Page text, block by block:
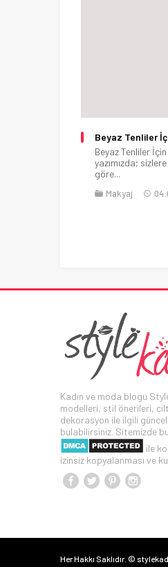
Beyaz Tenliler
Beyaz Tenliler
yazımızda;
göre...
Makyaj
Kadın ve moda blogu
modelleri, stil önerileri,
dekorasyon ile ilgili
bulabilirsiniz. Sitemizde
ile
izinsiz kopyalanması ve
Her Hakkı Saklıdır. ©